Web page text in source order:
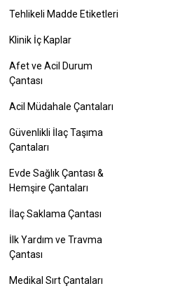
Tehlikeli Madde Etiketleri
Klinik İç Kaplar
Afet ve Acil Durum
Çantası
Acil Müdahale Çantaları
Güvenlikli İlaç Taşıma
Çantaları
Evde Sağlık Çantası &
Hemşire Çantaları
İlaç Saklama Çantası
İlk Yardım ve Travma
Çantası
Medikal Sırt Çantaları